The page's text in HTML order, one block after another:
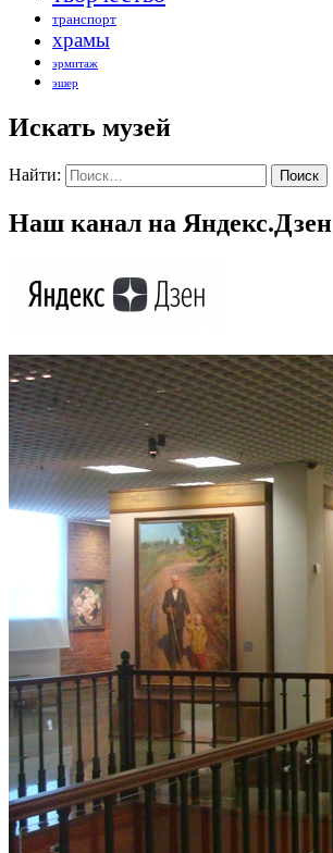
транспорт
храмы
эрмитаж
эшер
Искать музей
Найти:
Наш канал на Яндекс.Дзен